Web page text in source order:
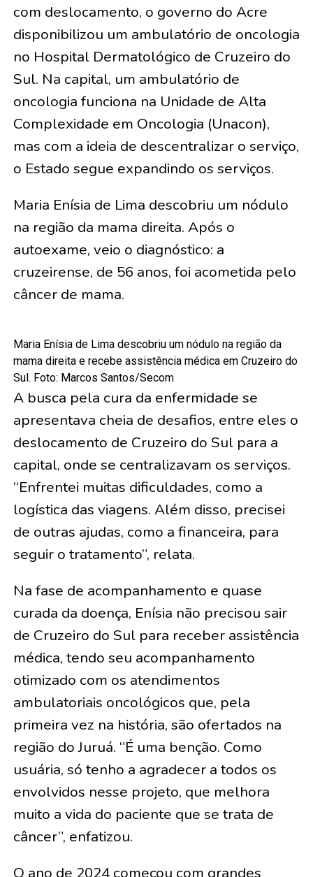
com deslocamento, o governo do Acre
disponibilizou um ambulatório de oncologia
no Hospital Dermatológico de Cruzeiro do
Sul. Na capital, um ambulatório de
oncologia funciona na Unidade de Alta
Complexidade em Oncologia (Unacon),
mas com a ideia de descentralizar o serviço,
o Estado segue expandindo os serviços.
Maria Enísia de Lima descobriu um nódulo
na região da mama direita. Após o
autoexame, veio o diagnóstico: a
cruzeirense, de 56 anos, foi acometida pelo
câncer de mama.
Maria Enísia de Lima descobriu um nódulo na região da
mama direita e recebe assistência médica em Cruzeiro do
Sul. Foto: Marcos Santos/Secom
A busca pela cura da enfermidade se
apresentava cheia de desafios, entre eles o
deslocamento de Cruzeiro do Sul para a
capital, onde se centralizavam os serviços.
“Enfrentei muitas dificuldades, como a
logística das viagens. Além disso, precisei
de outras ajudas, como a financeira, para
seguir o tratamento”, relata.
Na fase de acompanhamento e quase
curada da doença, Enísia não precisou sair
de Cruzeiro do Sul para receber assistência
médica, tendo seu acompanhamento
otimizado com os atendimentos
ambulatoriais oncológicos que, pela
primeira vez na história, são ofertados na
região do Juruá. “É uma benção. Como
usuária, só tenho a agradecer a todos os
envolvidos nesse projeto, que melhora
muito a vida do paciente que se trata de
câncer”, enfatizou.
O ano de 2024 começou com grandes